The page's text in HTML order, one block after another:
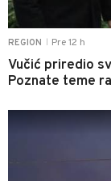
REGION Pre 12 h
Vučić priredio
Poznate teme